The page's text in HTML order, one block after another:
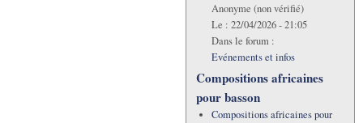
Anonyme (non vérifié)
Le : 22/04/2026 - 21:05
Dans le forum :
Evénements et infos
Compositions africaines
pour basson
Compositions africaines pour